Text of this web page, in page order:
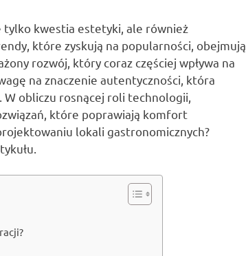
tylko kwestia estetyki, ale również
które zyskują na popularności, obejmują
rozwój, który coraz częściej wpływa na
na znaczenie autentyczności, która
W obliczu rosnącej roli technologii,
które poprawiają komfort
lokali gastronomicznych?